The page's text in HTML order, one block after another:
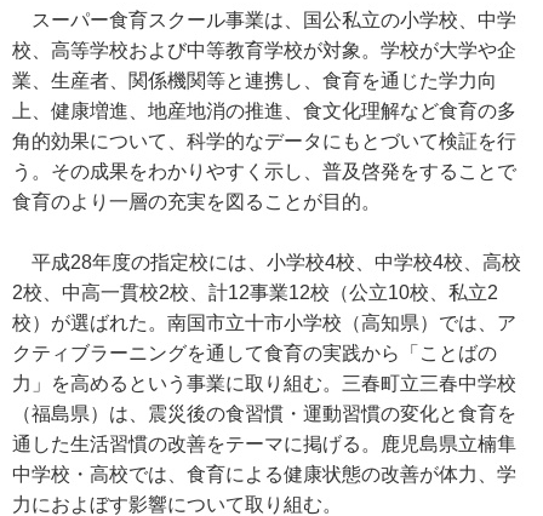
スーパー食育スクール事業は、国公私立の小学校、中学
校、高等学校および中等教育学校が対象。学校が大学や企
業、生産者、関係機関等と連携し、食育を通じた学力向
上、健康増進、地産地消の推進、食文化理解など食育の多
角的効果について、科学的なデータにもとづいて検証を行
う。その成果をわかりやすく示し、普及啓発をすることで
食育のより一層の充実を図ることが目的。
平成28年度の指定校には、小学校4校、中学校4校、高校
2校、中高一貫校2校、計12事業12校（公立10校、私立2
校）が選ばれた。南国市立十市小学校（高知県）では、ア
クティブラーニングを通して食育の実践から「ことばの
力」を高めるという事業に取り組む。三春町立三春中学校
（福島県）は、震災後の食習慣・運動習慣の変化と食育を
通した生活習慣の改善をテーマに掲げる。鹿児島県立楠隼
中学校・高校では、食育による健康状態の改善が体力、学
力におよぼす影響について取り組む。